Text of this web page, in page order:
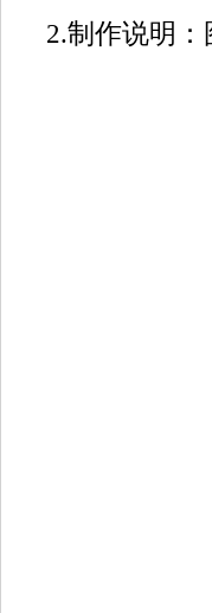
2.制作说明：